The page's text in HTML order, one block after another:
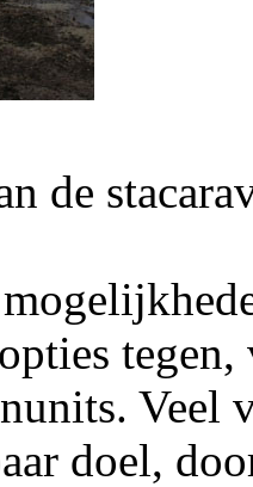
de
tegen,
Veel
doel,